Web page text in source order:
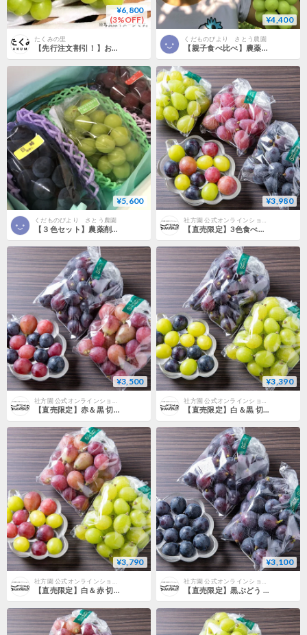
¥6,800
(3%OFF)
たくみの里
【先行注文割引！】お買い得シャインマスカット2kg箱
¥4,400
くだものびより さとう農園
【親子食べ比べ】農薬削減シャインマスカット＆マスカサーティーン（2～3房入り）
¥5,600
くだものびより さとう農園
【３色セット】農薬削減シャインマスカット＆赤ぶどう＆黒ぶどう（3房入り）
¥3,980
【直売限定】3色食べ比べ 切り落としセット（約1kg）
¥3,500
【直売限定】赤＆黒 切り落とし（約1kg）
¥3,390
【直売限定】白＆黒 切り落とし（約1kg）
¥3,790
【直売限定】白＆赤 切り落とし（約1kg）
¥3,100
【直売限定】黒ぶどう 切り落とし（約1kg）